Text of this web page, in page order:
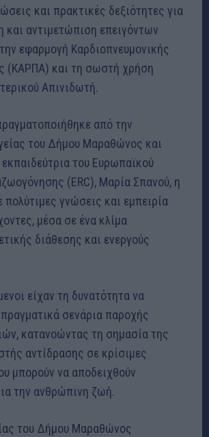
και πρακτικές δεξιότητες για
και αντιμετώπιση επειγόντων
εφαρμογή Καρδιοπνευμονικής
(ΚΑΡΠΑ) και τη σωστή χρήση
Απινιδωτή.
από την
του Δήμου Μαραθώνος και
του Ευρωπαϊκού
(ERC), Μαρία Σπανού, η
πολύτιμες γνώσεις και εμπειρία
μέσα σε ένα κλίμα
διάθεσης και ενεργούς
είχαν τη δυνατότητα να
σενάρια παροχής
κατανοώντας τη σημασία της
αντίδρασης σε κρίσιμες
μπορούν να αποδειχθούν
την ανθρώπινη ζωή.
του Δήμου Μαραθώνος